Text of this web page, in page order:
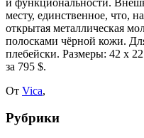
месту, единственное, что,
открытая металлическая
полосками чёрной кожи.
плебейски. Размеры: 42 х
за 795 $.
От Vica,
Рубрики